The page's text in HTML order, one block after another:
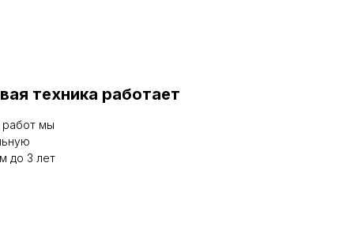
техника работает
мы
до 3 лет